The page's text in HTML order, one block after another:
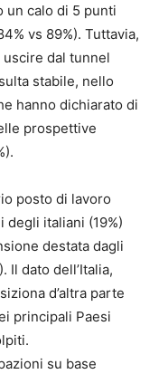
un calo di 5 punti
vs 89%). Tuttavia,
uscire dal tunnel
stabile, nello
hanno dichiarato di
prospettive
posto di lavoro
degli italiani (19%)
destata dagli
Il dato dell’Italia,
d’altra parte
principali Paesi
su base